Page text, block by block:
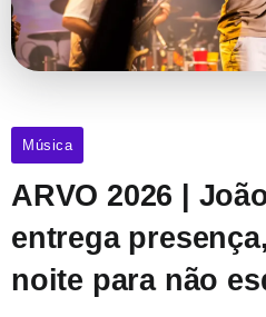
Música
ARVO 2026 |
entrega
noite para não